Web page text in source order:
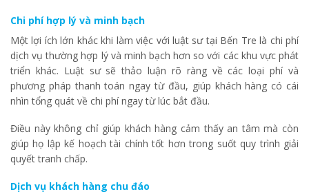
Chi phí hợp lý và minh bạch
Một lợi ích lớn khác khi làm việc với luật sư tại Bến Tre là chi phí
dịch vụ thường hợp lý và minh bạch hơn so với các khu vực phát
triển khác. Luật sư sẽ thảo luận rõ ràng về các loại phí và
phương pháp thanh toán ngay từ đầu, giúp khách hàng có cái
nhìn tổng quát về chi phí ngay từ lúc bắt đầu.
Điều này không chỉ giúp khách hàng cảm thấy an tâm mà còn
giúp họ lập kế hoạch tài chính tốt hơn trong suốt quy trình giải
quyết tranh chấp.
Dịch vụ khách hàng chu đáo